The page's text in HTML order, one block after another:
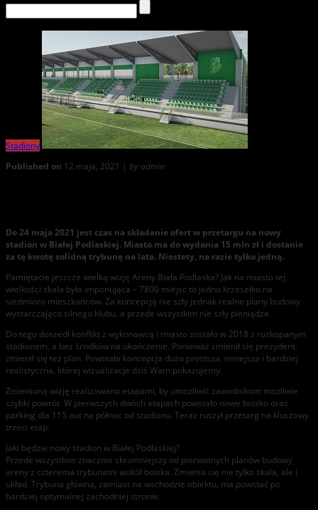
Stadiony
Published on 12 maja, 2021 | by admin
Do 24 maja 2021 jest czas na składanie ofert w przetargu na nowy
stadion w Białej Podlaskiej. Miasto ma do wydania 15 mln zł i dostanie
za tę kwotę solidną trybunę na lata. Niestety, na razie tylko jedną.
Pamiętacie jeszcze wielką wizję Areny Biała Podlaska? Jak na miasto tej
wielkości skala była imponująca – 7800 miejsc to jedno krzesełko na
siedmioro mieszkańców. Za koncepcją nie szły jednak realne plany budowy
wystarczająco silnego klubu, a przede wszystkim nie szły pieniądze.
Do tego doszedł konflikt z wykonawcą i miasto zostało w 2018 z rozkopanym
stadionem, a bez środków na ukończenie. Ponieważ zmienił się prezydent,
zmienił się też plan. Powstała koncepcja dużo prostsza, mniejsza i bardziej
realistyczna, której wizualizacje dziś Wam pokazujemy.
Zmienioną wizję realizowano etapami, by umożliwić zawodnikom możliwie
szybki powrót. W pierwszych dwóch etapach powstało nowe boisko oraz
parking dla 115 aut na północ od stadionu. Teraz ruszył przetarg na kluczowy
trzeci etap.
Jaki będzie nowy stadion w Białej Podlaskiej?
Przede wszystkim znacznie skromniejszy od pierwotnych planów budowy
areny z czterema trybunami wokół boiska. Zmienia się nie tylko skala, ale i
układ. Trybuna główna, zamiast na wschodzie obiektu, ma powstać po
bardziej optymalnej zachodniej stronie.